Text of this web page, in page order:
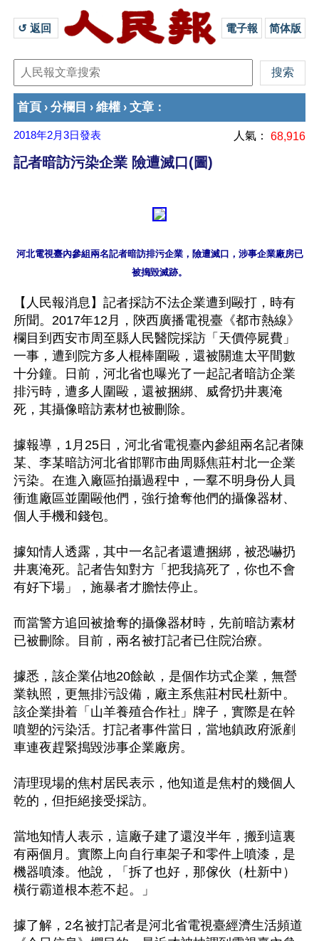
↺ 返回 電子報 简体版
首頁 › 分欄目 › 維權 › 文章 ：
2018年2月3日發表 人氣： 68,916
記者暗訪污染企業 險遭滅口(圖)
河北電視臺內參組兩名記者暗訪排污企業，險遭滅口，涉事企業廠房已
【人民報消息】記者採訪不法企業遭到毆打，時有
所聞。2017年12月，陝西廣播電視臺《都市熱線》
欄目到西安市周至縣人民醫院採訪「天價停屍費」
一事，遭到院方多人棍棒圍毆，還被關進太平間數
十分鐘。日前，河北省也曝光了一起記者暗訪企業
排污時，遭多人圍毆，還被捆綁、威脅扔井裏淹
死，其攝像暗訪素材也被刪除。
據報導，1月25日，河北省電視臺內參組兩名記者陳
某、李某暗訪河北省邯鄲市曲周縣焦莊村北一企業
污染。在進入廠區拍攝過程中，一羣不明身份人員
衝進廠區並圍毆他們，強行搶奪他們的攝像器材、
個人手機和錢包。
據知情人透露，其中一名記者還遭捆綁，被恐嚇扔
井裏淹死。記者告知對方「把我搞死了，你也不會
有好下場」，施暴者才膽怯停止。
而當警方追回被搶奪的攝像器材時，先前暗訪素材
已被刪除。目前，兩名被打記者已住院治療。
據悉，該企業佔地20餘畝，是個作坊式企業，無營
業執照，更無排污設備，廠主系焦莊村民杜新中。
該企業掛着「山羊養殖合作社」牌子，實際是在幹
噴塑的污染活。打記者事件當日，當地鎮政府派剷
車連夜趕緊搗毀涉事企業廠房。
清理現場的焦村居民表示，他知道是焦村的幾個人
乾的，但拒絕接受採訪。
當地知情人表示，這廠子建了還沒半年，搬到這裏
有兩個月。實際上向自行車架子和零件上噴漆，是
機器噴漆。他說，「拆了也好，那傢伙（杜新中）
橫行霸道根本惹不起。」
據了解，2名被打記者是河北省電視臺經濟生活頻道